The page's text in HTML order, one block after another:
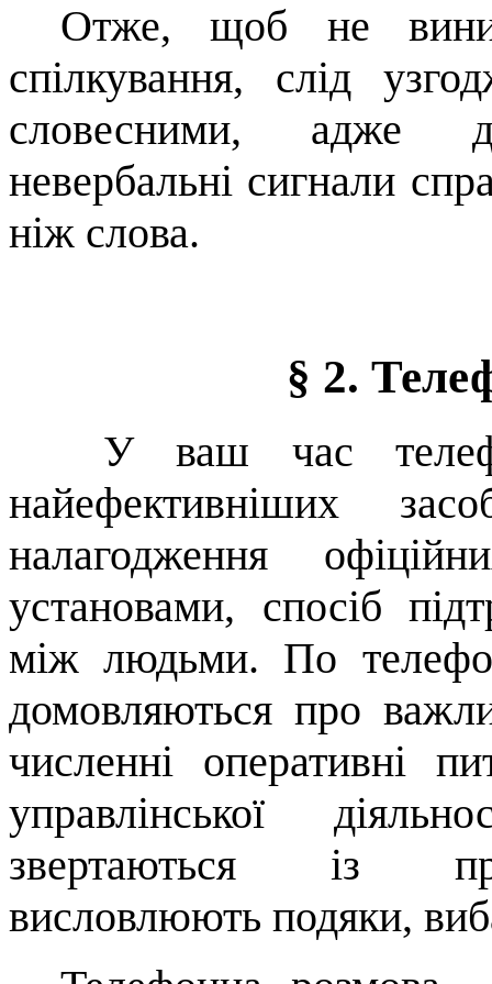
Отже, щоб не
спілкування, слід
словесними, адже
невербальні сигнали
ніж слова.
§ 2.
У ваш час
найефективніших
налагодження
установами, спосіб
між людьми. По
домовляються про
численні оперативні
управлінської
звертаються із
висловлюють подяки,